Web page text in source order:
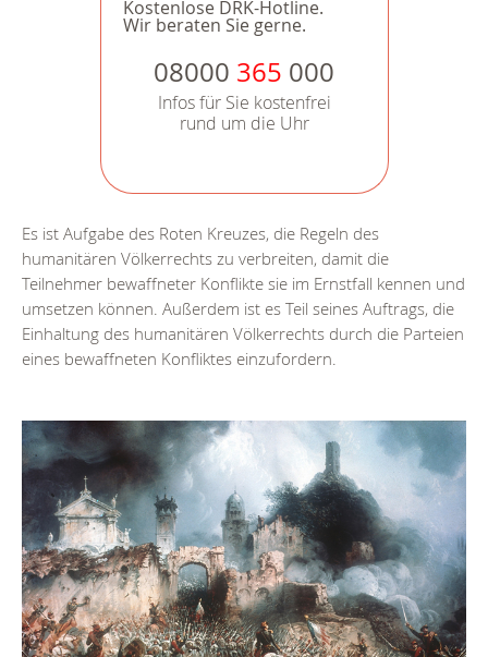
Kostenlose DRK-Hotline.
Wir beraten Sie gerne.
08000 365 000
Infos für Sie kostenfrei
rund um die Uhr
Es ist Aufgabe des Roten Kreuzes, die Regeln des
humanitären Völkerrechts zu verbreiten, damit die
Teilnehmer bewaffneter Konflikte sie im Ernstfall kennen und
umsetzen können. Außerdem ist es Teil seines Auftrags, die
Einhaltung des humanitären Völkerrechts durch die Parteien
eines bewaffneten Konfliktes einzufordern.